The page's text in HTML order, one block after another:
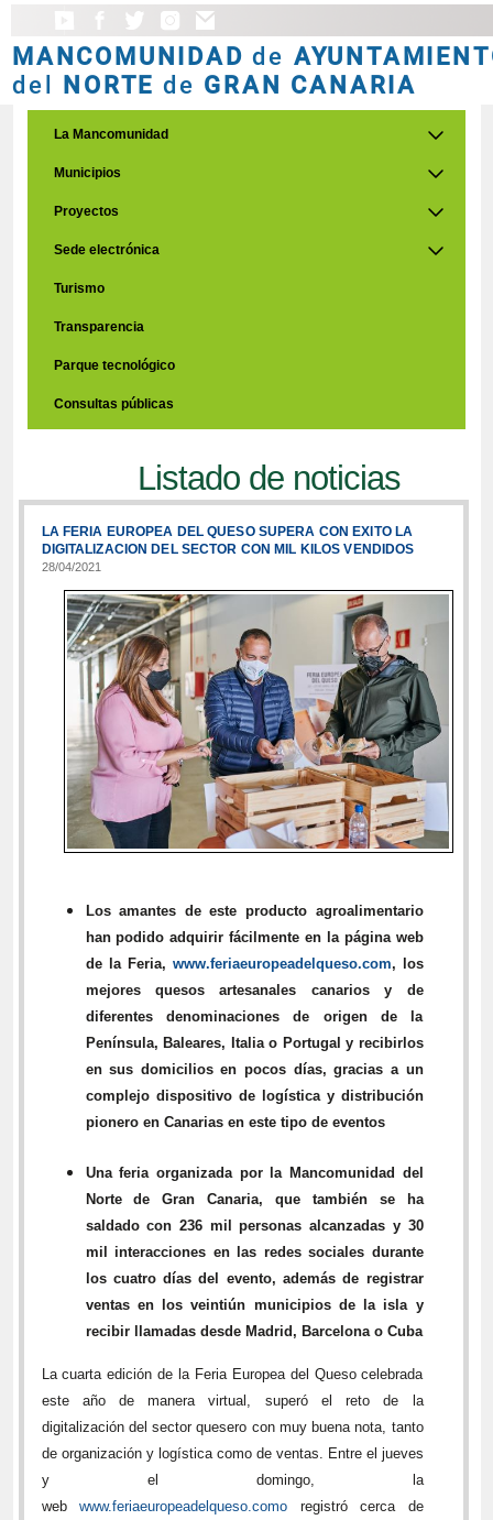
MANCOMUNIDAD de
del NORTE de GRAN CANARIA
La Mancomunidad
Municipios
Proyectos
Sede electrónica
Turismo
Transparencia
Parque tecnológico
Consultas públicas
Listado de noticias
LA FERIA EUROPEA DEL QUESO SUPERA CON EXITO LA
DIGITALIZACION DEL SECTOR CON MIL KILOS VENDIDOS
28/04/2021
Los amantes de este producto agroalimentario
han podido adquirir fácilmente en la página web
de la Feria, www.feriaeuropeadelqueso.com, los
mejores quesos artesanales canarios y de
diferentes denominaciones de origen de la
Península, Baleares, Italia o Portugal y recibirlos
en sus domicilios en pocos días, gracias a un
complejo dispositivo de logística y distribución
pionero en Canarias en este tipo de eventos
Una feria organizada por la Mancomunidad del
Norte de Gran Canaria, que también se ha
saldado con 236 mil personas alcanzadas y 30
mil interacciones en las redes sociales durante
los cuatro días del evento, además de registrar
ventas en los veintiún municipios de la isla y
recibir llamadas desde Madrid, Barcelona o Cuba
La cuarta edición de la Feria Europea del Queso celebrada
este año de manera virtual, superó el reto de la
digitalización del sector quesero con muy buena nota, tanto
de organización y logística como de ventas. Entre el jueves
y el domingo, la
web www.feriaeuropeadelqueso.como registró cerca de